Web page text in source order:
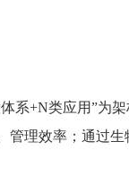
系+N类应用”为
理效率；通过